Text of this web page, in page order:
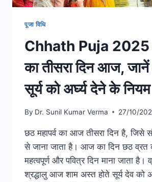
पूजा विधि
Chhath Puja 2025
का तीसरा दिन आज,
सूर्य को अर्घ्य देने के नियम
By Dr. Sunil Kumar Verma 27/10/
छठ महापर्व का आज तीसरा दिन है, जिसे
से जाना जाता है। आज का दिन छठ व्रत
महत्वपूर्ण और पवित्र दिन माना जाता है।
श्रद्धालु आज शाम अस्त होते सूर्य देव को